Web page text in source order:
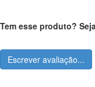
Tem esse produto?
Escrever avaliação...